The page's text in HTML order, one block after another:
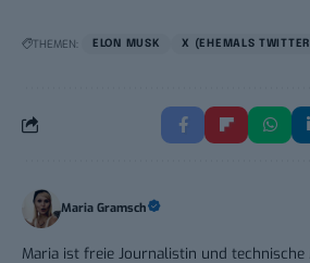
THEMEN: ELON MUSK X (EHEMALS
Maria Gramsch
Maria ist freie Journalistin und